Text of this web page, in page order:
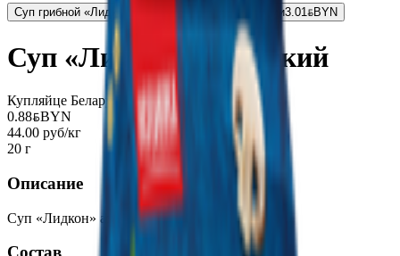
Суп грибной «Лидкон» с макаронными изделиями3.01BYNBYN
Суп «Лидкон» азиатский
Купляйце Беларускае
0.88BYNBYN
44.00 руб/кг
20 г
Описание
Суп «Лидкон» азиатский. Быстро и вкусно!